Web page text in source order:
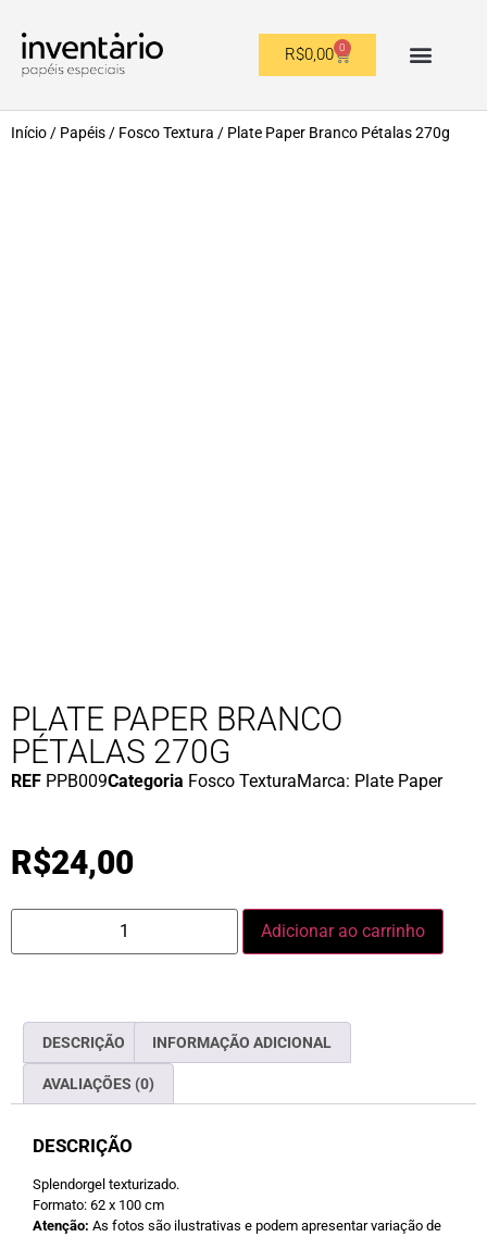
R$0,00 0
Início / Papéis / Fosco Textura / Plate Paper Branco Pétalas 270g
PLATE PAPER BRANCO
PÉTALAS 270G
REF PPB009Categoria Fosco TexturaMarca: Plate Paper
R$24,00
Adicionar ao carrinho
DESCRIÇÃO INFORMAÇÃO ADICIONAL
AVALIAÇÕES (0)
DESCRIÇÃO
Splendorgel texturizado.
Formato: 62 x 100 cm
Atenção: As fotos são ilustrativas e podem apresentar variação de